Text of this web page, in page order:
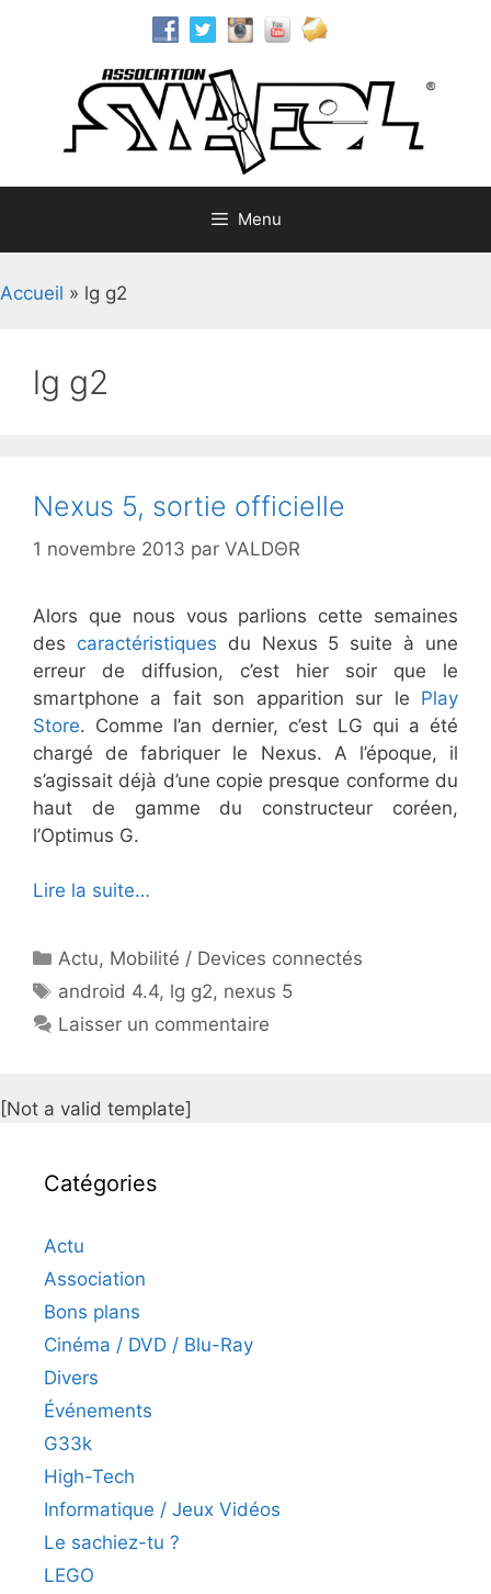
Menu
Accueil » lg g2
lg g2
Nexus 5, sortie officielle
1 novembre 2013 par VALDΘR
Alors que nous vous parlions cette semaines
des caractéristiques du Nexus 5 suite à une
erreur de diffusion, c’est hier soir que le
smartphone a fait son apparition sur le Play
Store. Comme l’an dernier, c’est LG qui a été
chargé de fabriquer le Nexus. A l’époque, il
s’agissait déjà d’une copie presque conforme du
haut de gamme du constructeur coréen,
l’Optimus G.
Lire la suite…
Catégories
Actu, Mobilité / Devices connectés
Étiquettes
android 4.4, lg g2, nexus 5
Laisser un commentaire
[Not a valid template]
Catégories
Actu
Association
Bons plans
Cinéma / DVD / Blu-Ray
Divers
Événements
G33k
High-Tech
Informatique / Jeux Vidéos
Le sachiez-tu ?
LEGO